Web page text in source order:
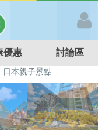
優惠 討論區
餐廳
溫泉泡湯SPA
點